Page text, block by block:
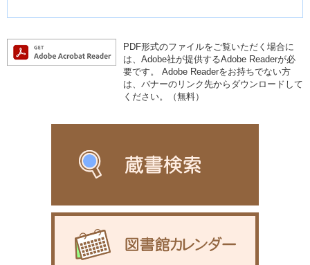
PDF形式のファイルをご覧いただく場合に
は、Adobe社が提供するAdobe Readerが必
要です。
Adobe Readerをお持ちでない方
は、バナーのリンク先からダウンロードして
ください。（無料）